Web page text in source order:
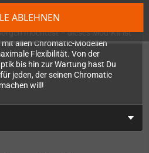
ABLEHNENreparieren oder
möchtest – dieses Mod-Kit ist
allen Chromatic-Modellen
Flexibilität. Von der
bis hin zur Wartung hast Du
jeden, der seinen Chromatic
will!